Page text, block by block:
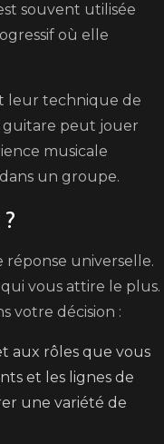
souvent utilisée
où elle
leur technique de
guitare peut jouer
musicale
un groupe.
réponse universelle.
vous attire le plus.
votre décision :
aux rôles que vous
et les lignes de
une variété de